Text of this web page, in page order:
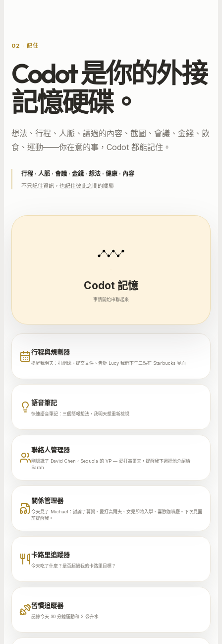
行程與規劃器
提醒我明天：打網球、提交文件、告訴 Lucy 我們下午三點在 Starbucks 見面
語音筆記
快速語音筆記：三個簡報想法，我明天想重新檢視
聯絡人管理器
剛認識了 David Chen，Sequoia 的 VP — 愛打高爾夫，提醒我下週把他介紹給
Sarah
關係管理器
今天見了 Michael：討論了募資、愛打高爾夫、女兒即將入學、喜歡咖啡廳。下次見面
前提醒我。
卡路里追蹤器
今天吃了什麼？是否超過我的卡路里目標？
習慣追蹤器
記錄今天 30 分鐘運動和 2 公升水
Codot 記憶
事情開始串聯起來
02 · 記住
Codot 是你的外接
記憶硬碟。
想法、行程、人脈、讀過的內容、截圖、會議、金錢、飲
食、運動——你在意的事，Codot 都能記住。
行程 · 人脈 · 會議 · 金錢 · 想法 · 健康 · 內容
不只記住資訊，也記住彼此之間的關聯